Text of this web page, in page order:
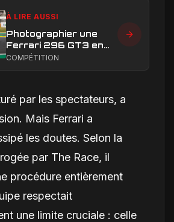
À LIRE AUSSI
Photographier une
Ferrari 296 GT3 en
action : construire une
COMPÉTITION
par les spectateurs, a
Mais Ferrari a
les doutes. Selon la
par The Race, il
procédure entièrement
respectait
une limite cruciale : celle